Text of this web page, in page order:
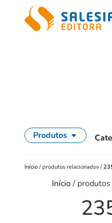
Produtos
Início /produtos relacionados /
Início/